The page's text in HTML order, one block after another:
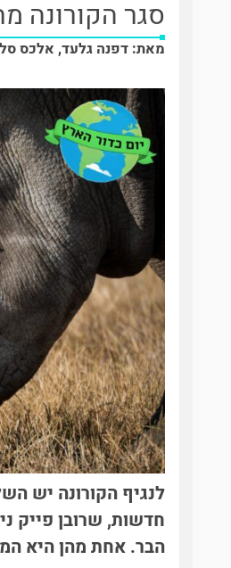
סגר הקורונה
מאת: דפנה גלעד, אלכס
לנגיף הקורונה יש
חדשות, שרובן פייק
הבר. אחת מהן היא